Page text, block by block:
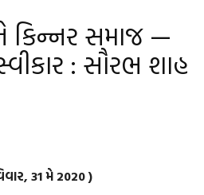
કિન્નર સમાજ —
: સૌરભ શાહ
31 મે 2020 )